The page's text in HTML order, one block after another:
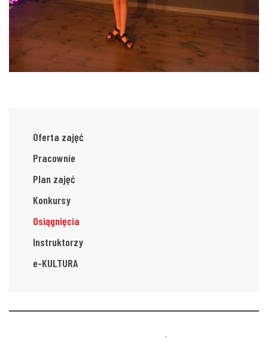
Oferta zajęć
Pracownie
Plan zajęć
Konkursy
Osiągnięcia
Instruktorzy
e-KULTURA